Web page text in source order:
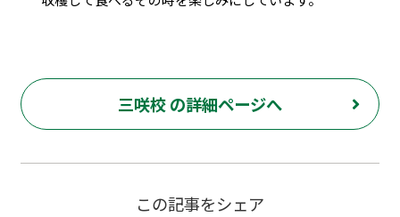
三咲校 の詳細ページへ
この記事をシェア